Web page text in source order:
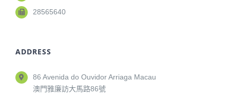
28565640
ADDRESS
86 Avenida do Ouvidor Arriaga Macau
澳門雅廉訪大馬路86號